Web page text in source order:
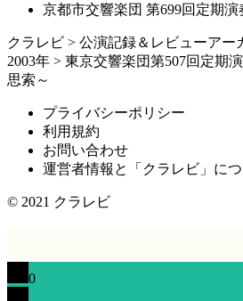
京都市交響楽団 第699回定期演
クラレビ > 公演記録＆レビューアー
2003年 > 東京交響楽団第507回定期
思索～
プライバシーポリシー
利用規約
お問い合わせ
運営者情報と「クラレビ」に
© 2021 クラレビ
0